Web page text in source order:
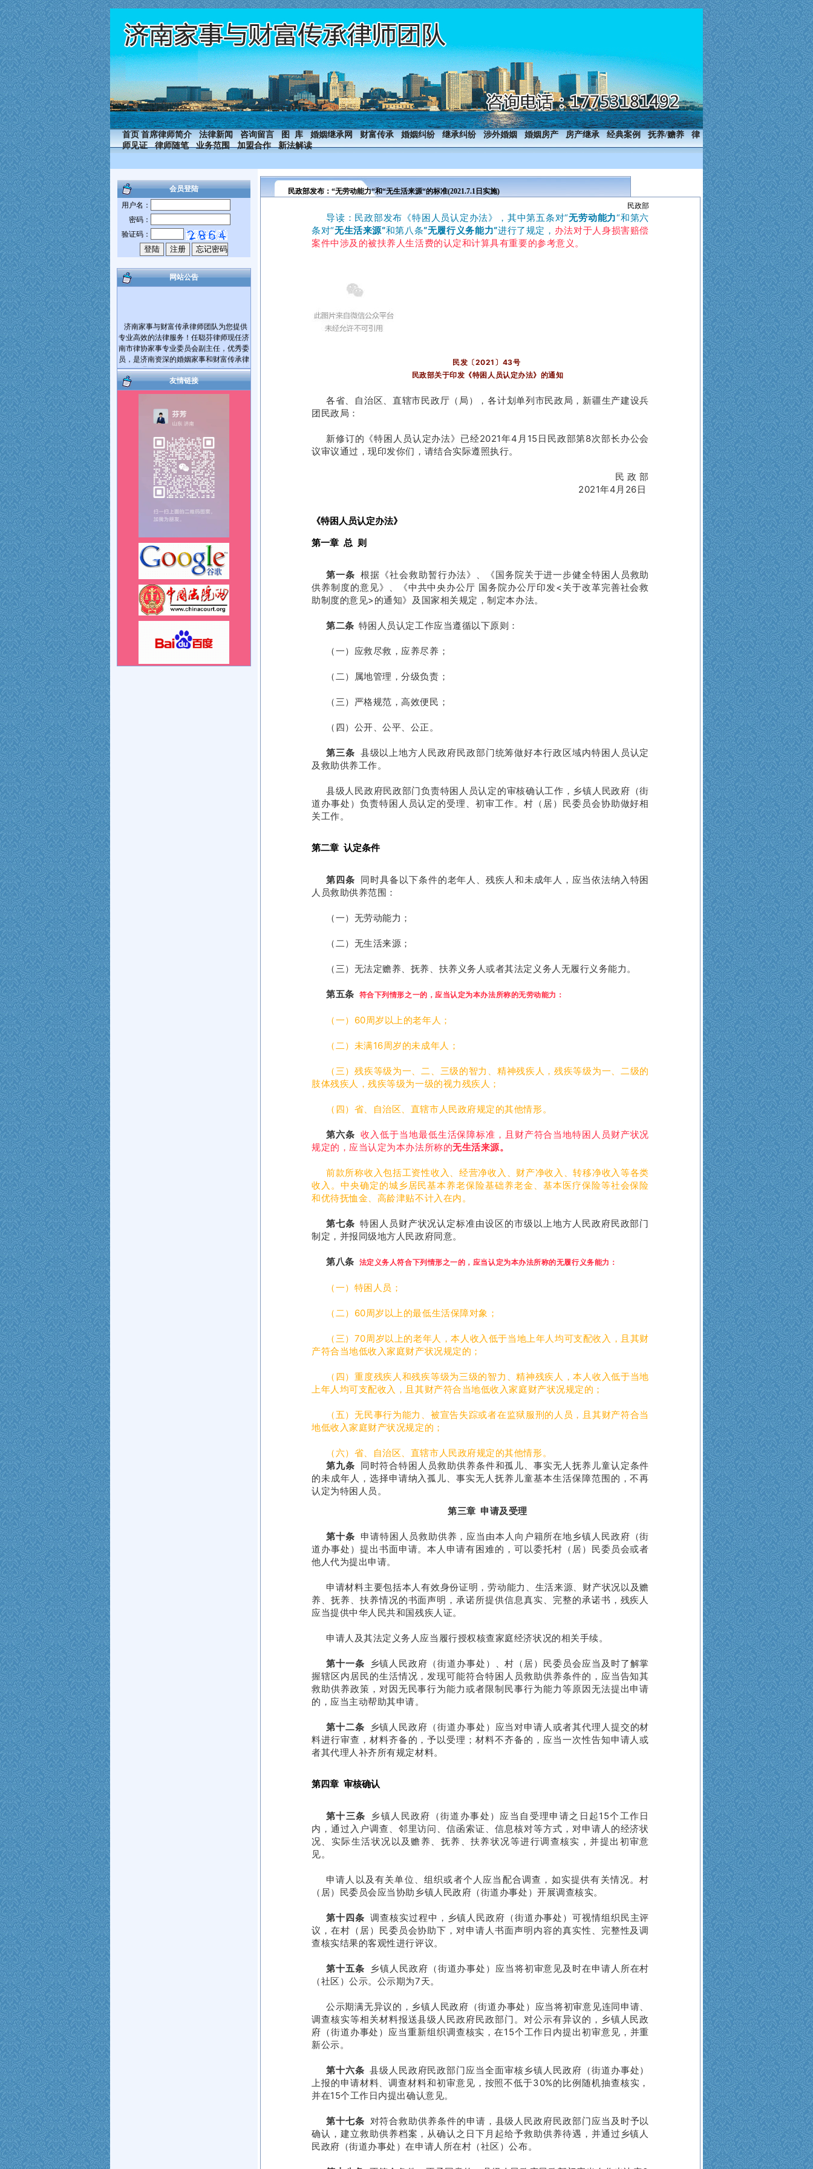
首页 首席律师简介 法律新闻 咨询留言 图 库 婚姻继承网 财富传承 婚姻纠纷 继承纠纷 涉外婚姻 婚姻房产 房产继承 经典案例 抚养/赡养
律
师见证
律师随笔 业务范围 加盟合作 新法解读
会员登陆
用户名：
密码：
验证码：
网站公告
专业高效的法律服务！任聪芬律师现任济
南市律协家事专业委员会副主任，优秀委
员，是济南资深的婚姻家事和财富传承律
师。代理过大量的离婚纠纷案件和遗产继
承纠纷案件。
爱家护家，用法商守护财富！帮您将您
的财产传承给您的亲人！您有婚姻家庭和
要帮助，可电话咨询，也可电话预约后到
律师事务所当面咨询。对于您提出的问题
我会及时给您解答。如果满意请您在问题
解决的同时把我推荐给您身边需要帮助的
朋友，谢谢！
服务热线： 17753181492 15964027812
执业机构：山东国曜琴岛律师事务所
地 址：济南市历下区山大路264号国曜律
乘车路线：可乘117、115、K56、137、
友情链接
民政部发布：“无劳动能力“和“无生活来源“的标准(2021.7.1日实施)
民政部
导读：民政部发布《特困人员认定办法》，其中第五条对“无劳动能力“和第六
条对“无生活来源“和第八条“无履行义务能力“进行了规定， 办法对于人身损害赔偿
案件中涉及的被扶养人生活费的认定和计算具有重要的参考意义。
民发〔2021〕43号
民政部关于印发 《特困人员认定办法》的通知
各省、自治区、直辖市民政厅（局），各计划单列市民政局，新疆生产建设兵
团民政局：
新修订的《特困人员认定办法》已经2021年4月15日民政部第8次部长办公会
议审议通过，现印发你们，请结合实际遵照执行。
民 政 部
2021年4月26日
《特困人员认定办法》
第一章 总 则
第一条 根据《社会救助暂行办法》、《国务院关于进一步健全特困人员救助
供养制度的意见》、《中共中央办公厅 国务院办公厅印发<关于改革完善社会救
助制度的意见>的通知》及国家相关规定，制定本办法。
第二条 特困人员认定工作应当遵循以下原则：
（一）应救尽救，应养尽养；
（二）属地管理，分级负责；
（三）严格规范，高效便民；
（四）公开、公平、公正。
第三条 县级以上地方人民政府民政部门统筹做好本行政区域内特困人员认定
及救助供养工作。
县级人民政府民政部门负责特困人员认定的审核确认工作，乡镇人民政府（街
道办事处）负责特困人员认定的受理、初审工作。村（居）民委员会协助做好相
关工作。
第二章 认定条件
第四条 同时具备以下条件的老年人、残疾人和未成年人，应当依法纳入特困
人员救助供养范围：
（一）无劳动能力；
（二）无生活来源；
（三）无法定赡养、抚养、扶养义务人或者其法定义务人无履行义务能力。
第五条 符合下列情形之一的，应当认定为本办法所称的无劳动能力 ：
（一）60周岁以上的老年人；
（二）未满16周岁的未成年人；
（三）残疾等级为一、二、三级的智力、精神残疾人，残疾等级为一、二级的
肢体残疾人，残疾等级为一级的视力残疾人；
（四）省、自治区、直辖市人民政府规定的其他情形。
第六条 收入低于当地最低生活保障标准，且财产符合当地特困人员财产状况
规定的，应当认定为本办法所称的无生活来源。
前款所称收入包括工资性收入、经营净收入、财产净收入、转移净收入等各类
收入。中央确定的城乡居民基本养老保险基础养老金、基本医疗保险等社会保险
和优待抚恤金、高龄津贴不计入在内。
第七条 特困人员财产状况认定标准由设区的市级以上地方人民政府民政部门
制定，并报同级地方人民政府同意。
第八条 法定义务人符合下列情形之一的，应当认定为本办法所称的无履行义务能力：
（一）特困人员；
（二）60周岁以上的最低生活保障对象；
（三）70周岁以上的老年人，本人收入低于当地上年人均可支配收入，且其财
产符合当地低收入家庭财产状况规定的；
（四）重度残疾人和残疾等级为三级的智力、精神残疾人，本人收入低于当地
上年人均可支配收入，且其财产符合当地低收入家庭财产状况规定的；
（五）无民事行为能力、被宣告失踪或者在监狱服刑的人员，且其财产符合当
地低收入家庭财产状况规定的；
（六）省、自治区、直辖市人民政府规定的其他情形。
第九条 同时符合特困人员救助供养条件和孤儿、事实无人抚养儿童认定条件
的未成年人，选择申请纳入孤儿、事实无人抚养儿童基本生活保障范围的，不再
认定为特困人员。
第三章 申请及受理
第十条 申请特困人员救助供养，应当由本人向户籍所在地乡镇人民政府（街
道办事处）提出书面申请。本人申请有困难的，可以委托村（居）民委员会或者
他人代为提出申请。
申请材料主要包括本人有效身份证明，劳动能力、生活来源、财产状况以及赡
养、抚养、扶养情况的书面声明，承诺所提供信息真实、完整的承诺书，残疾人
应当提供中华人民共和国残疾人证。
申请人及其法定义务人应当履行授权核查家庭经济状况的相关手续。
第十一条
乡镇人民政府（街道办事处）、村（居）民委员会应当及时了解掌
握辖区内居民的生活情况，发现可能符合特困人员救助供养条件的，应当告知其
救助供养政策，对因无民事行为能力或者限制民事行为能力等原因无法提出申请
的，应当主动帮助其申请。
第十二条
乡镇人民政府（街道办事处）应当对申请人或者其代理人提交的材
料进行审查，材料齐备的，予以受理；材料不齐备的，应当一次性告知申请人或
者其代理人补齐所有规定材料。
第四章 审核确认
第十三条 乡镇人民政府（街道办事处）应当自受理申请之日起15个工作日
内，通过入户调查、邻里访问、信函索证、信息核对等方式，对申请人的经济状
况、实际生活状况以及赡养、抚养、扶养状况等进行调查核实，并提出初审意
见。
申请人以及有关单位、组织或者个人应当配合调查，如实提供有关情况。村
（居）民委员会应当协助乡镇人民政府（街道办事处）开展调查核实。
第十四条 调查核实过程中，乡镇人民政府（街道办事处）可视情组织民主评
议，在村（居）民委员会协助下，对申请人书面声明内容的真实性、完整性及调
查核实结果的客观性进行评议。
第十五条 乡镇人民政府（街道办事处）应当将初审意见及时在申请人所在村
（社区）公示。公示期为7天。
公示期满无异议的，乡镇人民政府（街道办事处）应当将初审意见连同申请、
调查核实等相关材料报送县级人民政府民政部门。对公示有异议的，乡镇人民政
府（街道办事处）应当重新组织调查核实，在15个工作日内提出初审意见，并重
新公示。
第十六条 县级人民政府民政部门应当全面审核乡镇人民政府（街道办事处）
上报的申请材料、调查材料和初审意见，按照不低于30%的比例随机抽查核实，
并在15个工作日内提出确认意见。
第十七条 对符合救助供养条件的申请，县级人民政府民政部门应当及时予以
确认，建立救助供养档案，从确认之日下月起给予救助供养待遇，并通过乡镇人
民政府（街道办事处）在申请人所在村（社区）公布。